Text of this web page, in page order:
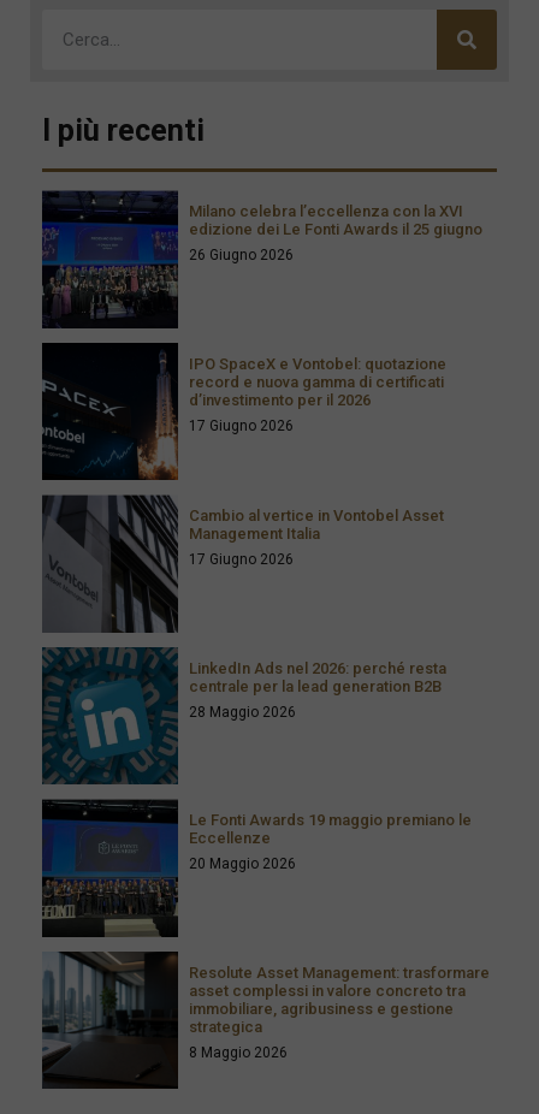
I più recenti
Milano celebra l’eccellenza con la XVI
edizione dei Le Fonti Awards il 25 giugno
26 Giugno 2026
IPO SpaceX e Vontobel: quotazione
record e nuova gamma di certificati
d’investimento per il 2026
17 Giugno 2026
Cambio al vertice in Vontobel Asset
Management Italia
17 Giugno 2026
LinkedIn Ads nel 2026: perché resta
centrale per la lead generation B2B
28 Maggio 2026
Le Fonti Awards 19 maggio premiano le
Eccellenze
20 Maggio 2026
Resolute Asset Management: trasformare
asset complessi in valore concreto tra
immobiliare, agribusiness e gestione
strategica
8 Maggio 2026